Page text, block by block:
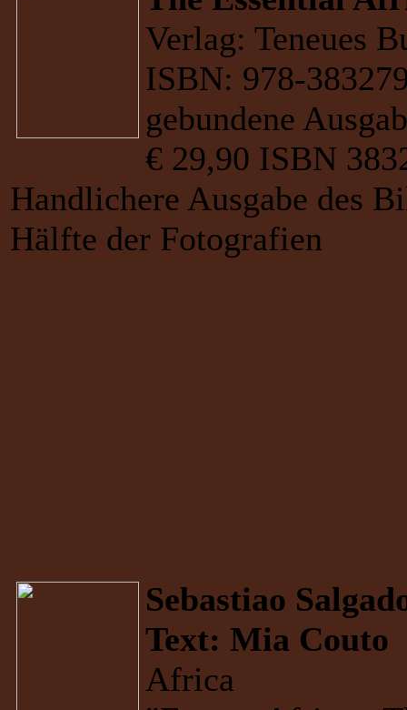
Verlag: Teneues
ISBN: 978-
gebundene
€ 29,90 ISBN
Handlichere Ausgabe des
Hälfte der Fotografien
Sebastiao
Text: Mia Couto
Africa